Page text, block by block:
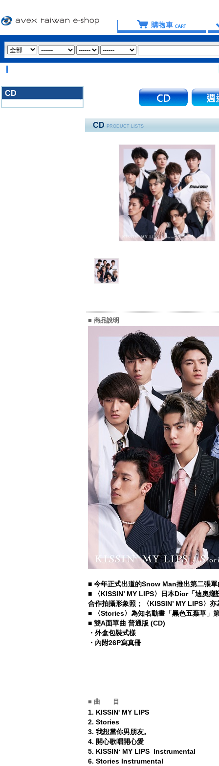
CD
CD PRODUCT LISTS
■ 商品說明
■ 今年正式出道的Snow Man推出第二張
■
〈KISSIN’ MY LIPS〉日本Dior「迪奧
合作拍攝形象照；〈KISSIN’ MY LIPS〉
■
〈Stories〉為知名動畫「黑色五葉草
■ 雙A面單曲 普通版 (CD)
・外盒包裝式樣
・內附26P寫真冊
■ 曲 目
1. KISSIN' MY LIPS
2. Stories
3. 我想當你男朋友。
4. 開心歌唱開心愛
5. KISSIN‘ MY LIPS Instrumental
6. Stories Instrumental